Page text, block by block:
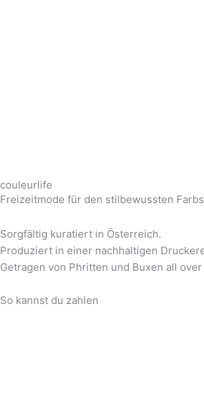
couleurlife
Freizeitmode für den stilbewussten
Sorgfältig kuratiert in Österreich.
Produziert in einer nachhaltigen
Getragen von Phritten und Buxen all over
So kannst du zahlen